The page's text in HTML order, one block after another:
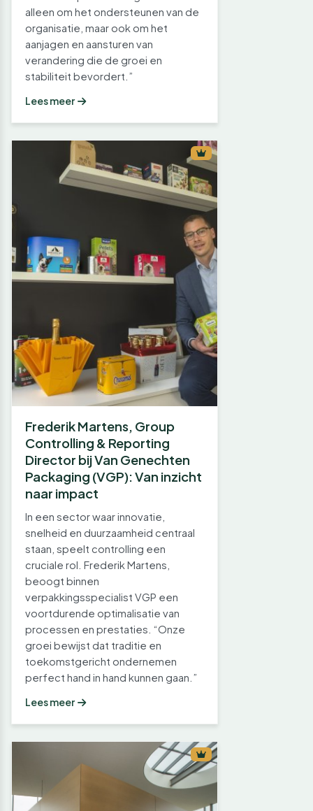
alleen om het ondersteunen van de
organisatie, maar ook om het
aanjagen en aansturen van
verandering die de groei en
stabiliteit bevordert.”
Lees meer
Frederik Martens, Group
Controlling & Reporting
Director bij Van Genechten
Packaging (VGP): Van inzicht
naar impact
In een sector waar innovatie,
snelheid en duurzaamheid centraal
staan, speelt controlling een
cruciale rol. Frederik Martens,
beoogt binnen
verpakkingsspecialist VGP een
voortdurende optimalisatie van
processen en prestaties. “Onze
groei bewijst dat traditie en
toekomstgericht ondernemen
perfect hand in hand kunnen gaan.”
Lees meer